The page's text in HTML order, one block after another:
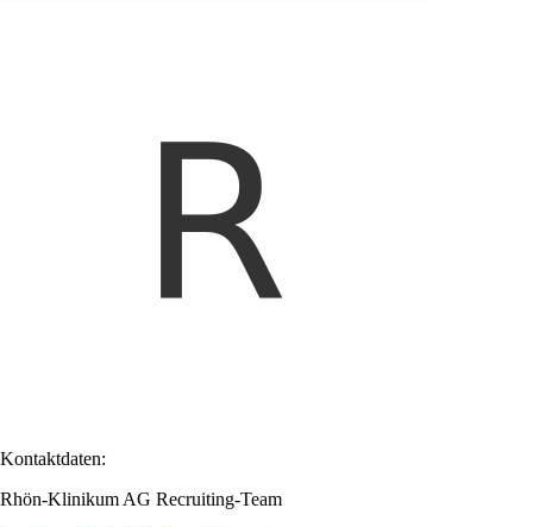
Kontaktdaten:
Rhön-Klinikum AG Recruiting-Team